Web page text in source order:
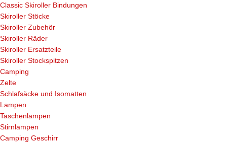
Classic Skiroller Bindungen
Skiroller Stöcke
Skiroller Zubehör
Skiroller Räder
Skiroller Ersatzteile
Skiroller Stockspitzen
Camping
Zelte
Schlafsäcke und Isomatten
Lampen
Taschenlampen
Stirnlampen
Camping Geschirr